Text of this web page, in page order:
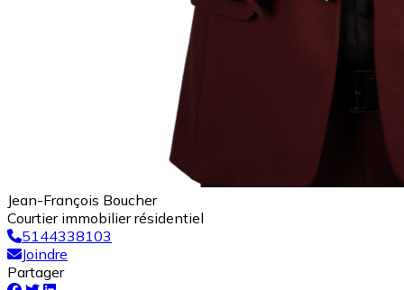
Jean-François Boucher
Courtier immobilier résidentiel
5144338103
Joindre
Partager